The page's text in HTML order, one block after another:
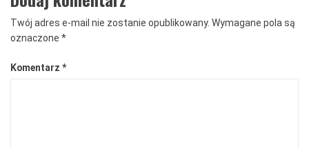
Twój adres e-mail nie zostanie opublikowany. Wymagane pola są
oznaczone *
Komentarz *